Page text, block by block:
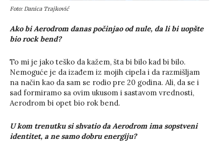
Foto: Danica Trajković
Ako bi Aerodrom danas počinjao od nule, da li bi uopšte
bio rock bend?
To mi je jako teško da kažem, šta bi bilo kad bi bilo.
Nemoguće je da izađem iz mojih cipela i da razmišljam
na način kao da sam se rodio pre 20 godina. Ali, da se i
sad formiramo sa ovim ukusom i sastavom vrednosti,
Aerodrom bi opet bio rok bend.
U kom trenutku si shvatio da Aerodrom ima sopstveni
identitet, a ne samo dobru energiju?